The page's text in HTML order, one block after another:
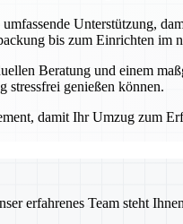
Unterstützung,
bis zum Einrichten im
Beratung und einem
stressfrei genießen können.
damit Ihr Umzug zum
erfahrenes Team steht